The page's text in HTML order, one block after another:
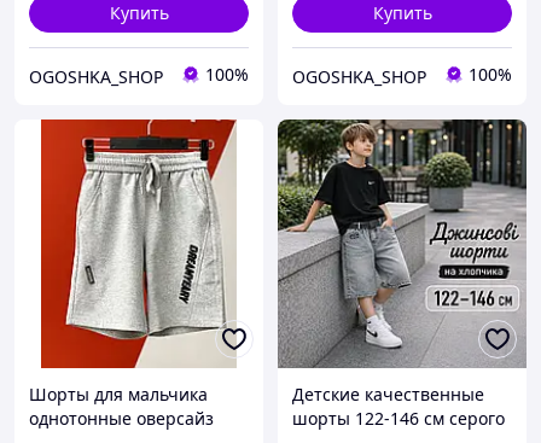
Купить
OGOSHKA_SHOP 100%
Купить
OGOSHKA_SHOP 100%
Шорты для мальчика
однотонные оверсайз
Детские качественные
шорты 122-146 см серого